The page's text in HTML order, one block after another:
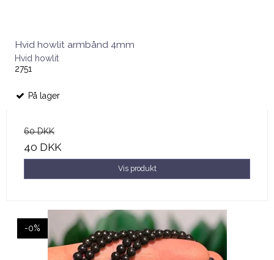
Hvid howlit armbånd 4mm
Hvid howlit
2751
På lager
60 DKK
40 DKK
Vis produkt
-0%